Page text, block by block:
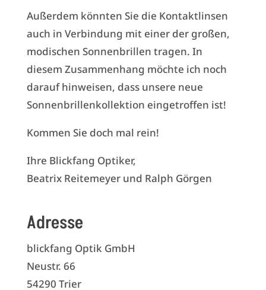
Außerdem könnten Sie die Kontaktlinsen
auch in Verbindung mit einer der großen,
modischen Sonnenbrillen tragen. In
diesem Zusammenhang möchte ich noch
darauf hinweisen, dass unsere neue
Sonnenbrillenkollektion eingetroffen ist!
Kommen Sie doch mal rein!
Ihre Blickfang Optiker,
Beatrix Reitemeyer und Ralph Görgen
Adresse
blickfang Optik GmbH
Neustr. 66
54290 Trier